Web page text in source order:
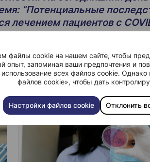
файлы cookie на нашем сайте, чтобы
опыт, запоминая ваши предпочтения и
всех файлов cookie.
файлов cookie», чтобы дать
Настройки файлов cookie Отклонить
“Потенциальные
лечением пациентов с